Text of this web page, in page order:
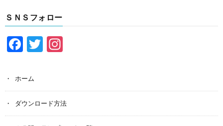
ＳＮＳフォロー
F
e
b
o
T
er gr
a
ホーム
ダウンロード方法